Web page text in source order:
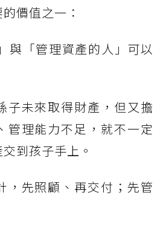
價值之一：
與「管理資產的人」可以
子未來取得財產，但又擔
管理能力不足，就不一定
到孩子手上。
，先照顧、再交付；先管